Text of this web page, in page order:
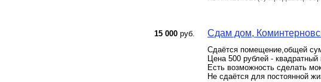
15 000 руб. Сдам дом,
Сдаётся помещение,общей
Цена 500 рублей - квадратный
Есть возможность сделать
Не сдаётся для постоянной